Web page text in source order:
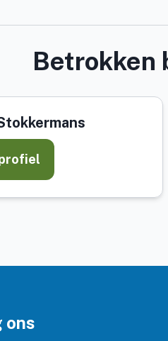
Betrokken
ons